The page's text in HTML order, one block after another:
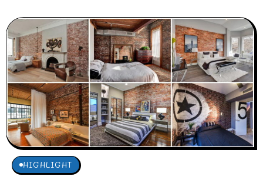
HIGHLIGHT